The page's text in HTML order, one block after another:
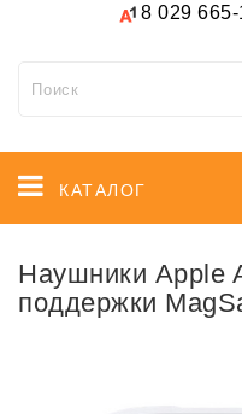
8 029
КАТАЛОГ
Наушники Apple
поддержки